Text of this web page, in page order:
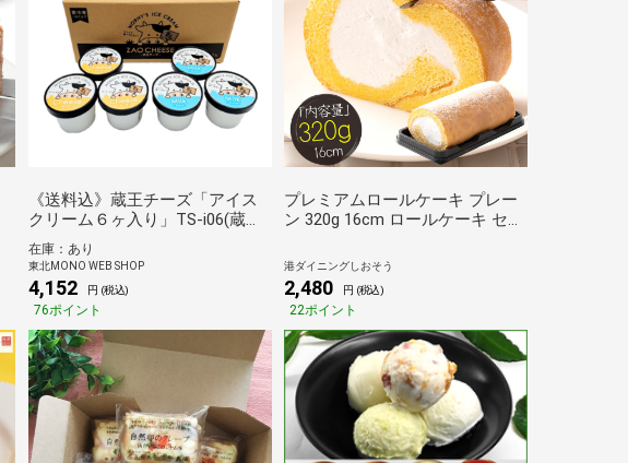
《送料込》蔵王チーズ「アイス
クリーム６ヶ入り」TS-i06(蔵王
酪農センター)
在庫：あり
東北MONO WEB SHOP
4,152 円 (税込)
76ポイント
プレミアムロールケーキ プレー
ン 320g 16cm ロールケーキ セッ
ーツ 甘いもの デザート 洋菓子
ケーキバー スイーツ 冷凍ケーキ
冷凍スイーツ 不揃い 送料無料 ギ
フト プレゼント
港ダイニングしおそう
2,480 円 (税込)
22ポイント